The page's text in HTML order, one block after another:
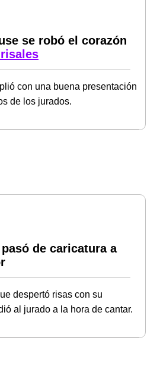
se robó el corazón
con una buena presentación
de los jurados.
de caricatura a
despertó risas con su
al jurado a la hora de cantar.